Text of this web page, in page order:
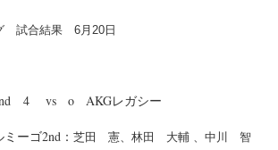
試合結果 6月20日
4 vs o AKGレガシー
ーゴ2nd： 芝田 憲、林田 大輔 、中川 智